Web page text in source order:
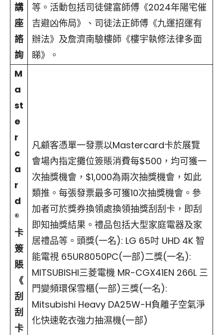
講
座
諮
詢
等。活動包括司徒健富師傅《2024年陽宅催
吉避凶佈局》、司徒法正師傅《九運招運有
辦法》及詹濟南驗樓師《樓宇執修法律多面
睇》。
M
a
st
e
r
c
a
r
d
®
卡
簽
賬
《
刮
刮
卡
凡顧客憑單一發票以Mastercard卡於展覽
會場內指定攤位簽賬消費每$500，均可獲一
次抽獎機會，$1,000為兩次抽獎機會，如此
類推。每張發票最多可獲10次抽獎機會。參
加者可於獎券換領處換領抽獎刮刮卡，即刮
即知抽獎結果。禮品包括大型家庭電器及家
居禮品等。頭獎(一名): LG 65吋 UHD 4K 智
能電視 65UR8050PC(一部)二獎(一名):
MITSUBISHI三菱電機 MR-CGX41EN 266L 三
門變頻環保雪櫃(一部)三獎(一名):
Mitsubishi Heavy DA25W-H負離子空氣淨
化快速乾衣強力抽濕機(一部)